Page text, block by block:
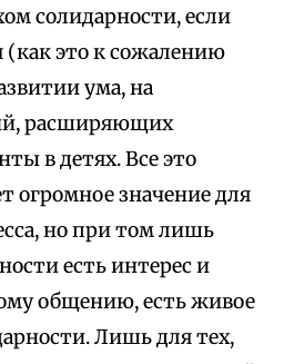
солидарности, если
это к сожалению
ума, на
расширяющих
в детях. Все это
огромное значение для
но при том лишь
есть интерес и
общению, есть живое
Лишь для тех,